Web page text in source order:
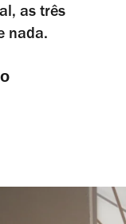
as três
nada.